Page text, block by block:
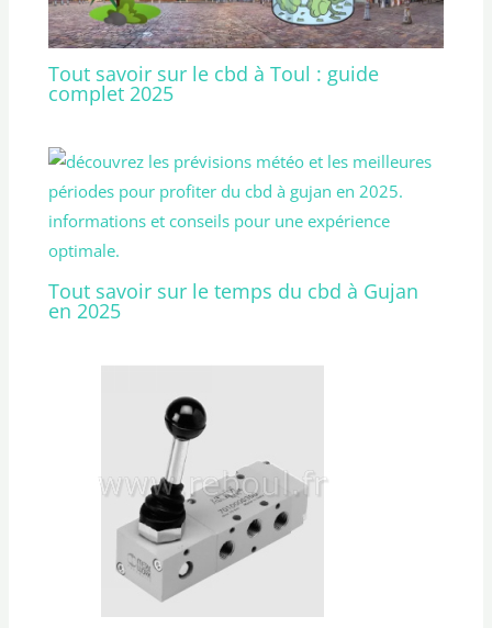
Tout savoir sur le cbd à Toul : guide
complet 2025
Tout savoir sur le temps du cbd à Gujan
en 2025